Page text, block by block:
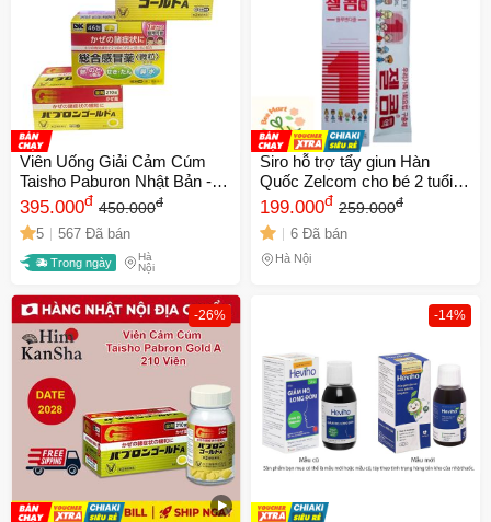
Viên Uống Giải Cảm Cúm
Taisho Paburon Nhật Bản -
Hỗ Trợ Giảm Triệu Chứng
Ho, Nghẹt Mũi, Ê Đau, Dễ
Uống, Thích Hợp Cho Người
Lớn Và Trẻ Em
395.000đ 450.000đ
5 567 Đã bán
Trong ngày
Hà
Nội
Siro hỗ trợ tẩy giun Hàn
Quốc Zelcom cho bé 2 tuổi
trở lên và người lớn _2 gói x
15ml
199.000đ 259.000đ
6 Đã bán
Hà Nội
-26% -14%